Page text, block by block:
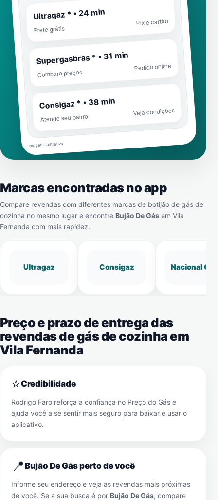
Ultragaz * • 24 min
Frete grátis
Pix e cartão
Supergasbras * • 31 min
Compare preços
Pedido online
Consigaz * • 38 min
Atende seu bairro
Veja condições
Imagem ilustrativa
Marcas encontradas no app
Compare revendas com diferentes marcas de botijão de gás de
cozinha no mesmo lugar e encontre Bujão De Gás em Vila
Fernanda com mais rapidez.
Ultragaz Consigaz Nacional Gás
Preço e prazo de entrega das
revendas de gás de cozinha em
Vila Fernanda
⭐Credibilidade
Rodrigo Faro reforça a confiança no Preço do Gás e
ajuda você a se sentir mais seguro para baixar e usar o
aplicativo.
📍Bujão De Gás perto de você
Informe seu endereço e veja as revendas mais próximas
de você. Se a sua busca é por Bujão De Gás, compare